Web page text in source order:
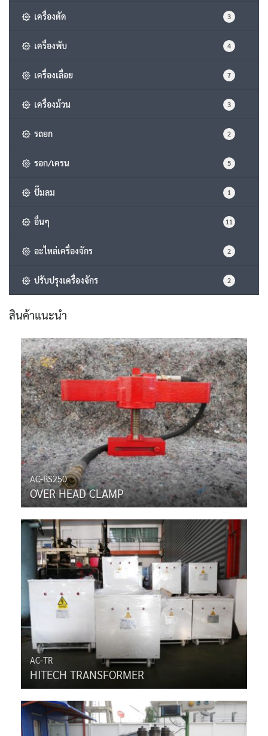
เครื่องตัด 3
เครื่องพับ 4
เครื่องเลื่อย 7
เครื่องม้วน 3
รถยก 2
รอก/เครน 5
ปั๊มลม 1
อื่นๆ 11
อะไหล่เครื่องจักร 2
ปรับปรุงเครื่องจักร 2
สินค้าแนะนำ
AC-BS250
OVER HEAD CLAMP
AC-TR
HITECH TRANSFORMER